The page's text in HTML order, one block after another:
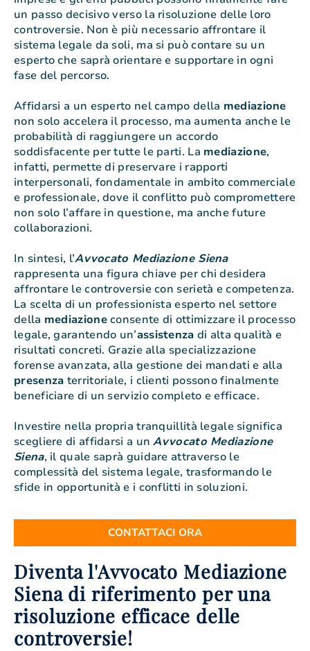
un passo decisivo verso la risoluzione delle loro
controversie. Non è più necessario affrontare il
sistema legale da soli, ma si può contare su un
esperto che saprà orientare e supportare in ogni
fase del percorso.
Affidarsi a un esperto nel campo della mediazione
non solo accelera il processo, ma aumenta anche le
probabilità di raggiungere un accordo
soddisfacente per tutte le parti. La mediazione,
infatti, permette di preservare i rapporti
interpersonali, fondamentale in ambito commerciale
e professionale, dove il conflitto può compromettere
non solo l’affare in questione, ma anche future
collaborazioni.
In sintesi, l’Avvocato Mediazione Siena
rappresenta una figura chiave per chi desidera
affrontare le controversie con serietà e competenza.
La scelta di un professionista esperto nel settore
della mediazioneconsente di ottimizzare il processo
legale, garantendo un’assistenza di alta qualità e
risultati concreti. Grazie alla specializzazione
forense avanzata, alla gestione dei mandati e alla
presenza territoriale, i clienti possono finalmente
beneficiare di un servizio completo e efficace.
Investire nella propria tranquillità legale significa
scegliere di affidarsi a unAvvocato Mediazione
Siena, il quale saprà guidare attraverso le
complessità del sistema legale, trasformando le
sfide in opportunità e i conflitti in soluzioni.
CONTATTACI ORA
Diventa l'Avvocato Mediazione
Siena di riferimento per una
risoluzione efficace delle
controversie!